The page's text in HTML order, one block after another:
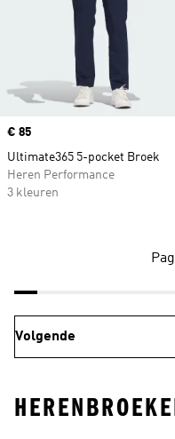
Price
€ 85
Ultimate365 5-pocket Broek
Heren Performance
3 kleuren
Volgende